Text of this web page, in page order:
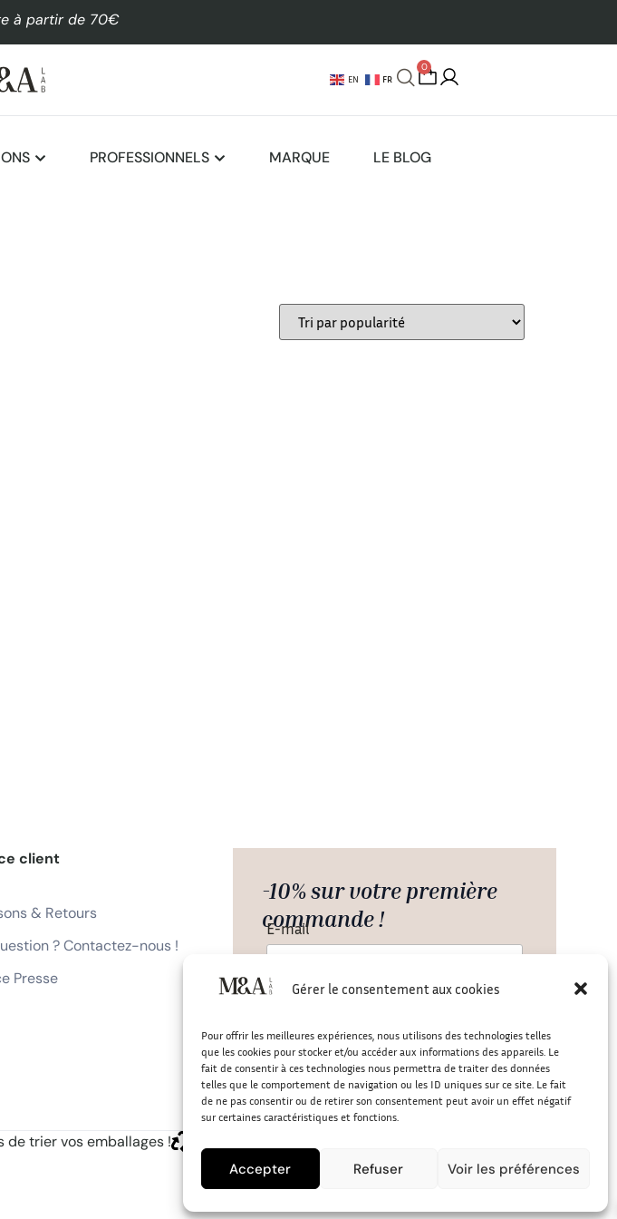
Gérer le consentement aux cookies
Pour offrir les meilleures expériences, nous utilisons des technologies telles
que les cookies pour stocker et/ou accéder aux informations des appareils. Le
fait de consentir à ces technologies nous permettra de traiter des données
telles que le comportement de navigation ou les ID uniques sur ce site. Le fait
de ne pas consentir ou de retirer son consentement peut avoir un effet négatif
sur certaines caractéristiques et fonctions.
Accepter Refuser Voir les préférences
à partir de 70€
EN FR
0
PROFESSIONNELS MARQUE LE BLOG
client
& Retours
? Contactez-nous !
Presse
-10% sur votre première
commande !
E-mail
recevoir la Newsletter de M&A Lab. Nous
nous engageons à ne pas communiquer
votre email à des tiers.
de trier vos emballages !